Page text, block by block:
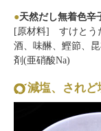
●天然だし無着色辛
[原材料] すけとう
酒、味醂、鰹節、
剤(亜硝酸Na)
減塩、されど